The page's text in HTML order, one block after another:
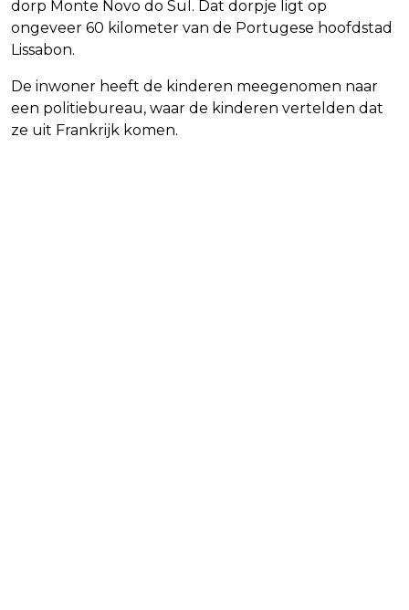
dorp Monte Novo do Sul. Dat dorpje ligt op
ongeveer 60 kilometer van de Portugese hoofdstad
Lissabon.
De inwoner heeft de kinderen meegenomen naar
een politiebureau, waar de kinderen vertelden dat
ze uit Frankrijk komen.